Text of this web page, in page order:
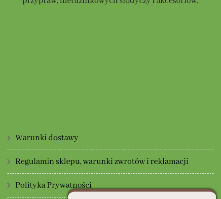
Warunki dostawy
Regulamin sklepu, warunki zwrotów i reklamacji
Polityka Prywatności